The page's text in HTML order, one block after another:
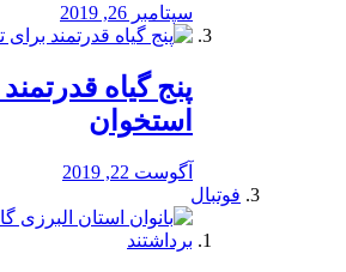
سپتامبر 26, 2019
پنج گیاه
استخوان
آگوست 22, 2019
فوتبال